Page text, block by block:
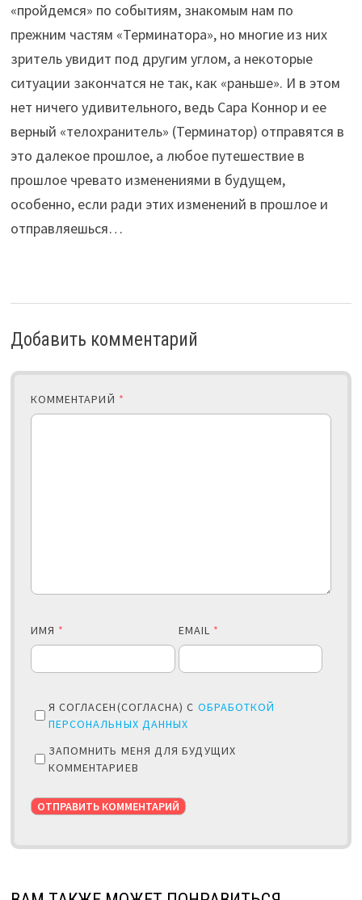
«пройдемся» по событиям, знакомым нам по
прежним частям «Терминатора», но многие из них
зритель увидит под другим углом, а некоторые
ситуации закончатся не так, как «раньше». И в этом
нет ничего удивительного, ведь Сара Коннор и ее
верный «телохранитель» (Терминатор) отправятся в
это далекое прошлое, а любое путешествие в
прошлое чревато изменениями в будущем,
особенно, если ради этих изменений в прошлое и
отправляешься…
Добавить комментарий
КОММЕНТАРИЙ *
ИМЯ * EMAIL *
Я СОГЛАСЕН(СОГЛАСНА) С ОБРАБОТКОЙ
ПЕРСОНАЛЬНЫХ ДАННЫХ
ЗАПОМНИТЬ МЕНЯ ДЛЯ БУДУЩИХ
КОММЕНТАРИЕВ